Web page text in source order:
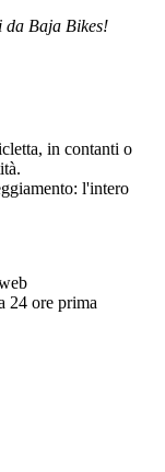
da Baja Bikes!
in contanti o
l'intero
24 ore prima